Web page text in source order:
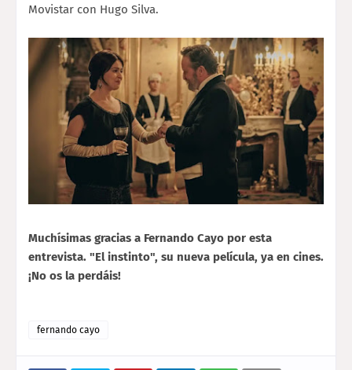
Movistar con Hugo Silva.
Muchísimas gracias a Fernando Cayo por esta
entrevista. "El instinto", su nueva película, ya en cines.
¡No os la perdáis!
fernando cayo